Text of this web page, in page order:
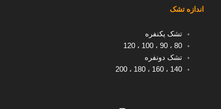
اندازه تشک
تشک یکنفره
80، 90، 100 ، 120
تشک دونفره
140 ، 160 ، 180 ، 200